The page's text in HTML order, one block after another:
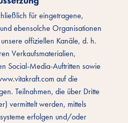
für eingetragene,
ebensolche Organisationen
offiziellen Kanäle, d. h.
Verkaufsmaterialien,
Social-Media-Auftritten sowie
auf die
Teilnahmen, die über Dritte
vermittelt werden, mittels
erfolgen und/oder